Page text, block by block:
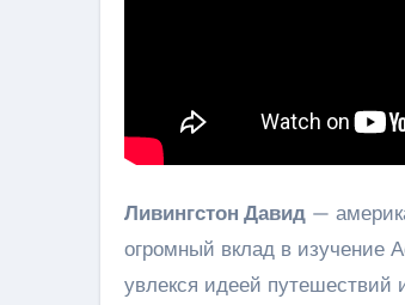
Ливингстон Давид —
огромный вклад в изучение
увлекся идеей путешествий